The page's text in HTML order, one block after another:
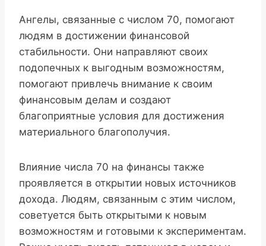
Ангелы, связанные с числом 70, помогают
людям в достижении финансовой
стабильности. Они направляют своих
подопечных к выгодным возможностям,
помогают привлечь внимание к своим
финансовым делам и создают
благоприятные условия для достижения
материального благополучия.
Влияние числа 70 на финансы также
проявляется в открытии новых источников
дохода. Людям, связанным с этим числом,
советуется быть открытыми к новым
возможностям и готовыми к экспериментам.